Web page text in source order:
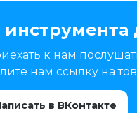
к нам
нам ссылку на
в ВКонтакте